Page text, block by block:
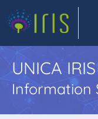
UNICA IRIS
Information